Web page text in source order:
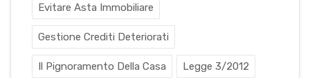
Evitare Asta Immobiliare
Gestione Crediti Deteriorati
Il Pignoramento Della Casa Legge 3/2012